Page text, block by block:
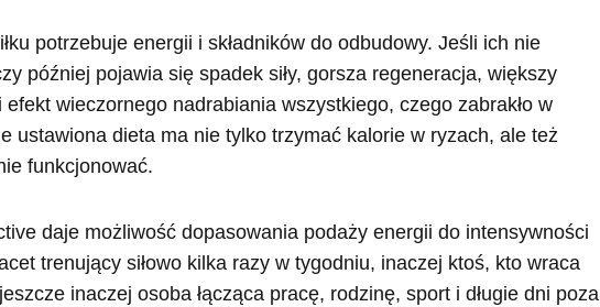
potrzebuje energii i składników do odbudowy. Jeśli ich nie
później pojawia się spadek siły, gorsza regeneracja, większy
efekt wieczornego nadrabiania wszystkiego, czego zabrakło w
ustawiona dieta ma nie tylko trzymać kalorie w ryzach, ale też
funkcjonować.
daje możliwość dopasowania podaży energii do intensywności
trenujący siłowo kilka razy w tygodniu, inaczej ktoś, kto wraca
inaczej osoba łącząca pracę, rodzinę, sport i długie dni poza